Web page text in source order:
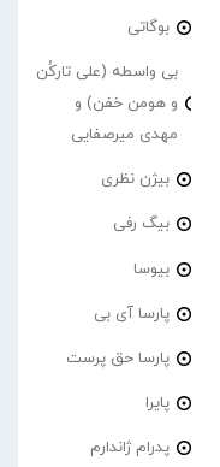
بوگاتی
بی واسطه (علی تارکُن
و هومن خفن) و
مهدی میرصفایی
بیژن نظری
بیگ رفی
بیوسا
پارسا آی بی
پارسا حق پرست
پایرا
پدرام ژاندارم